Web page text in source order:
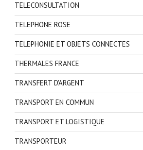
TELECONSULTATION
TELEPHONE ROSE
TELEPHONIE ET OBJETS CONNECTES
THERMALES FRANCE
TRANSFERT D'ARGENT
TRANSPORT EN COMMUN
TRANSPORT ET LOGISTIQUE
TRANSPORTEUR